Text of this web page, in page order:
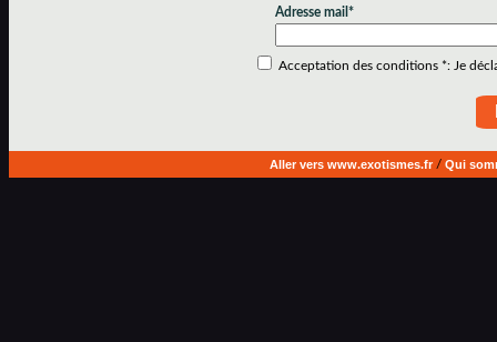
Adresse mail*
Acceptation des conditions *: Je
Aller vers www.exotismes.fr/ Qui